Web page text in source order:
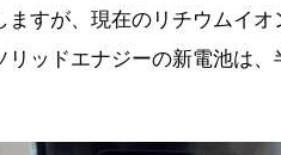
ますが、現在のリチウムイ
ッドエナジーの新電池は、